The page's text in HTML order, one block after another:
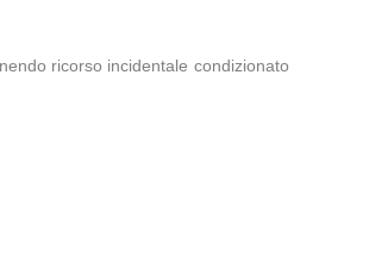
ricorso incidentale condizionato